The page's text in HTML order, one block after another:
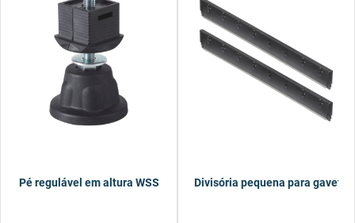
Pé regulável em altura WSS Divisória pequena para